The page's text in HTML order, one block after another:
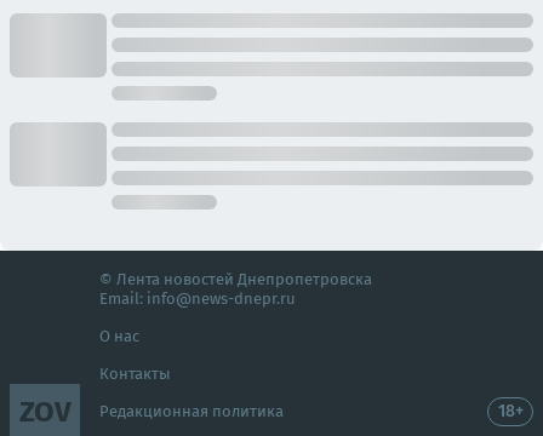
ZOV
© Лента новостей Днепропетровска
Email: info@news-dnepr.ru
О нас
Контакты
Редакционная политика 18+